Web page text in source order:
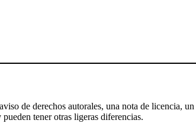
de derechos autorales, una nota de licencia,
tener otras ligeras diferencias.